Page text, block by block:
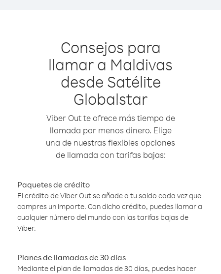
Consejos para
llamar a Maldivas
desde Satélite
Globalstar
Viber Out te ofrece más tiempo de
llamada por menos dinero. Elige
una de nuestras flexibles opciones
de llamada con tarifas bajas:
Paquetes de crédito
El crédito de Viber Out se añade a tu saldo cada vez que
compres un importe. Con dicho crédito, puedes llamar a
cualquier número del mundo con las tarifas bajas de
Viber.
Planes de llamadas de 30 días
Mediante el plan de llamadas de 30 días, puedes hacer